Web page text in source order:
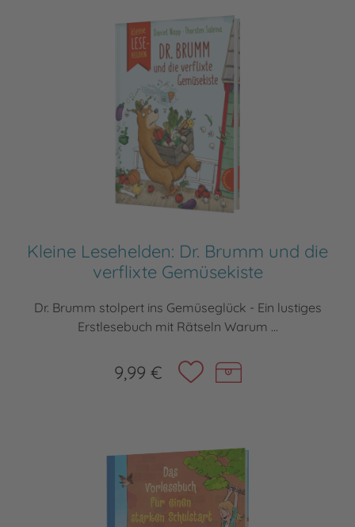
Kleine Lesehelden: Dr. Brumm und die
verflixte Gemüsekiste
Dr. Brumm stolpert ins Gemüseglück - Ein lustiges
Erstlesebuch mit Rätseln Warum ...
9,99 €